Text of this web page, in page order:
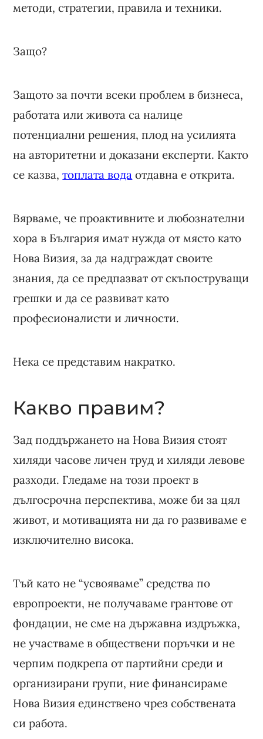
методи, стратегии, правила и техники.
Защо?
Защото за почти всеки проблем в бизнеса,
работата или живота са налице
потенциални решения, плод на усилията
на авторитетни и доказани експерти. Както
се казва,топлата вода отдавна е открита.
Вярваме, че проактивните и любознателни
хора в България имат нужда от място като
Нова Визия, за да надграждат своите
знания, да се предпазват от скъпоструващи
грешки и да се развиват като
професионалисти и личности.
Нека се представим накратко.
Какво правим?
Зад поддържането на Нова Визия стоят
хиляди часове личен труд и хиляди левове
разходи. Гледаме на този проект в
дългосрочна перспектива, може би за цял
живот, и мотивацията ни да го развиваме е
изключително висока.
Тъй като не “усвояваме” средства по
европроекти, не получаваме грантове от
фондации, не сме на държавна издръжка,
не участваме в обществени поръчки и не
черпим подкрепа от партийни среди и
организирани групи, ние финансираме
Нова Визия единствено чрез собствената
си работа.